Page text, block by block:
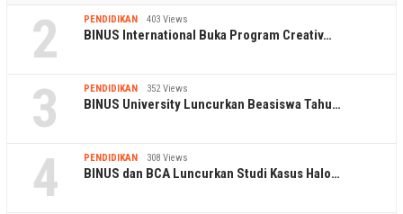
2 PENDIDIKAN 403 Views
BINUS International Buka Program Creativ…
3 PENDIDIKAN 352 Views
BINUS University Luncurkan Beasiswa Tahu…
4 PENDIDIKAN 308 Views
BINUS dan BCA Luncurkan Studi Kasus Halo…